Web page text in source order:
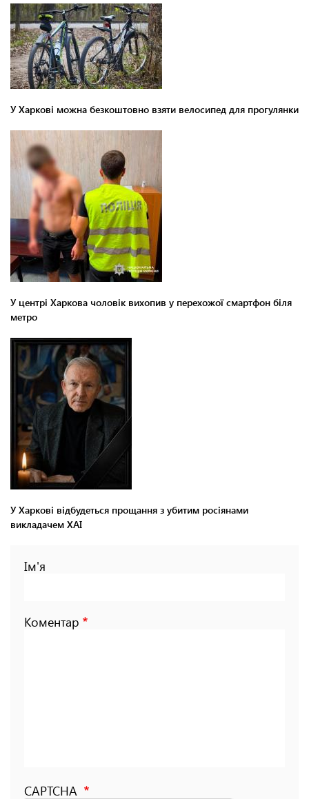
У Харкові можна безкоштовно взяти велосипед для прогулянки
У центрі Харкова чоловік вихопив у перехожої смартфон біля
метро
У Харкові відбудеться прощання з убитим росіянами
викладачем ХАІ
Ім'я
Коментар
CAPTCHA